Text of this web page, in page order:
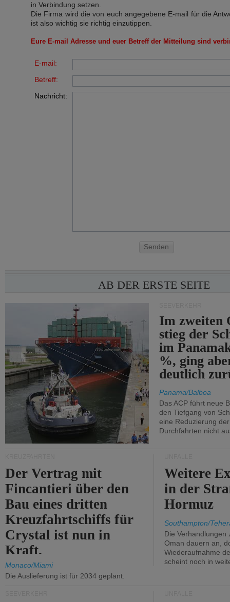
in Verbindung setzen.
Die Firma wird die von euch angegebene E-mail für die
ist also wichtig sie richtig einzutippen.
Eure E-mail Adresse und euer Betreff der Mitteilung sind
E-mail:
Betreff:
Nachricht:
Senden
AB DER ERSTE SEITE
Im zweiten
stieg der
im
%, ging
deutlich
Panama/Balboa
Das ACP führt neue
den Tiefgang von
eine Reduzierung
Durchfahrten nicht
Der Vertrag mit
Fincantieri über den
Bau eines dritten
Kreuzfahrtschiffs für
Crystal ist nun in
Kraft.
Monaco/Miami
Die Auslieferung ist für 2034 geplant.
Weitere
in der
Hormuz
Southampton/
Die Verhandlungen
Oman dauern an,
Wiederaufnahme
scheint noch in